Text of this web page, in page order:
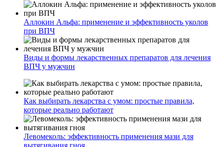
Аллокин Альфа: применение и эффективность уколов
при ВПЧ
Виды и формы лекарственных препаратов для лечения
ВПЧ у мужчин
Как выбирать лекарства с умом: простые правила,
которые реально работают
Левомеколь: эффективность применения мази для
вытягивания гноя